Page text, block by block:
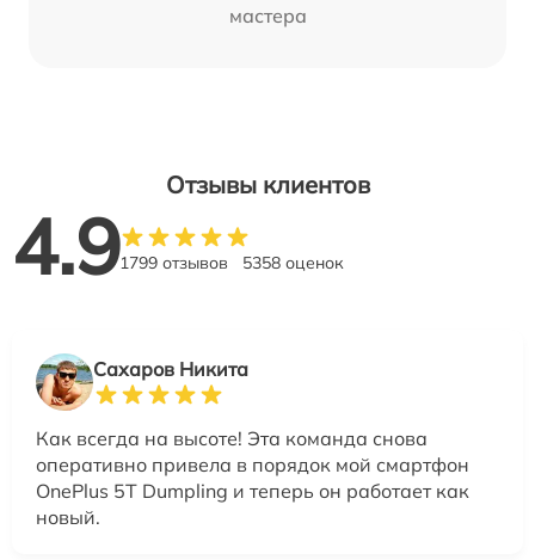
мастера
Отзывы клиентов
4.91799 отзывов 5358 оценок
Сахаров Никита
Как всегда на высоте! Эта команда снова
оперативно привела в порядок мой смартфон
OnePlus 5T Dumpling и теперь он работает как
новый.